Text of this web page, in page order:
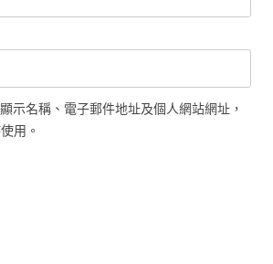
示名稱、電子郵件地址及個人網站網址，
用。